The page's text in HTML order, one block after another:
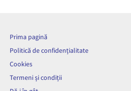
Prima pagină
Politică de confidențialitate
Cookies
Termeni și condiții